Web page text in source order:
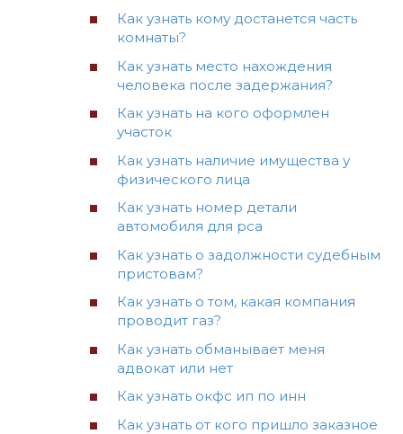
Как узнать кому достанется часть
комнаты?
Как узнать место нахождения
человека после задержания?
Как узнать на кого оформлен
участок
Как узнать наличие имущества у
физического лица
Как узнать номер детали
автомобиля для рса
Как узнать о задолжности судебным
пристовам?
Как узнать о том, какая компания
проводит газ?
Как узнать обманывает меня
адвокат или нет
Как узнать окфс ип по инн
Как узнать от кого пришло заказное